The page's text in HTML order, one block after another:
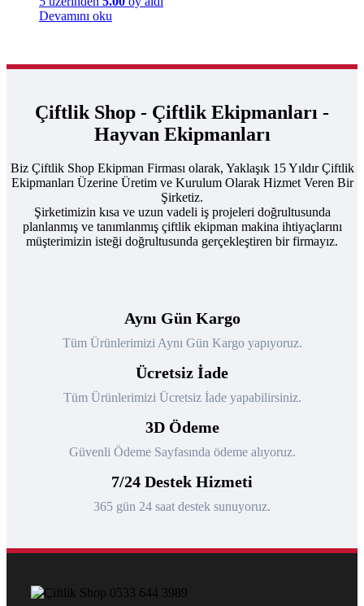
Devamını oku
Çiftlik Shop - Çiftlik Ekipmanları -
Hayvan Ekipmanları
Biz Çiftlik Shop Ekipman Firması olarak, Yaklaşık 15 Yıldır Çiftlik
Ekipmanları Üzerine Üretim ve Kurulum Olarak Hizmet Veren Bir
Şirketiz.
Şirketimizin kısa ve uzun vadeli iş projeleri doğrultusunda
planlanmış ve tanımlanmış çiftlik ekipman makina ihtiyaçlarını
müşterimizin isteği doğrultusunda gerçekleştiren bir firmayız.
Aynı Gün Kargo
Tüm Ürünlerimizi Aynı Gün Kargo yapıyoruz.
Ücretsiz İade
Tüm Ürünlerimizi Ücretsiz İade yapabilirsiniz.
3D Ödeme
Güvenli Ödeme Sayfasında ödeme alıyoruz.
7/24 Destek Hizmeti
365 gün 24 saat destek sunuyoruz.